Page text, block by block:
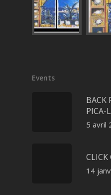
Events
BACK
PICA-
5 avril
CLICK
14